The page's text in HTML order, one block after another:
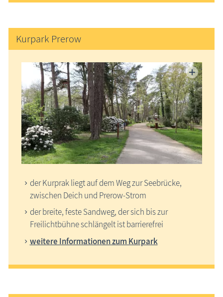
Kurpark Prerow
der Kurprak liegt auf dem Weg zur Seebrücke,
zwischen Deich und Prerow-Strom
der breite, feste Sandweg, der sich bis zur
Freilichtbühne schlängelt ist barrierefrei
weitere Informationen zum Kurpark